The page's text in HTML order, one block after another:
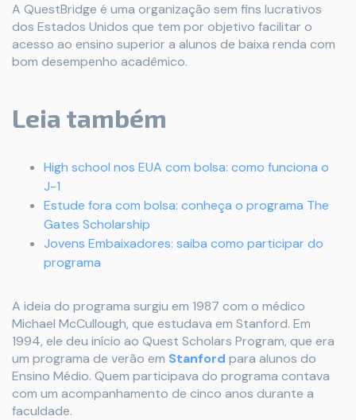
A QuestBridge é uma organização sem fins lucrativos
dos Estados Unidos que tem por objetivo facilitar o
acesso ao ensino superior a alunos de baixa renda com
bom desempenho acadêmico.
Leia também
High school nos EUA com bolsa: como funciona o
J-1
Estude fora com bolsa: conheça o programa The
Gates Scholarship
Jovens Embaixadores: saiba como participar do
programa
A ideia do programa surgiu em 1987 com o médico
Michael McCullough, que estudava em Stanford. Em
1994, ele deu início ao Quest Scholars Program, que era
um programa de verão em Stanford para alunos do
Ensino Médio. Quem participava do programa contava
com um acompanhamento de cinco anos durante a
faculdade.